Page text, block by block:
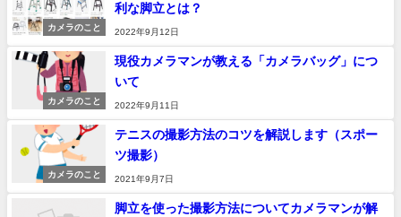
カメラのこと
利な脚立とは？
2022年9月12日
カメラのこと
現役カメラマンが教える「カメラバッグ」につ
いて
2022年9月11日
カメラのこと
テニスの撮影方法のコツを解説します（スポー
ツ撮影）
2021年9月7日
脚立を使った撮影方法についてカメラマンが解